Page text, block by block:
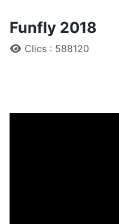
Funfly 2018
DétailsClics : 588120